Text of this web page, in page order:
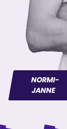
NORMI-
JANNE